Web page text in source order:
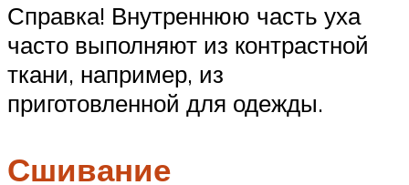
Справка! Внутреннюю часть уха
часто выполняют из контрастной
ткани, например, из
приготовленной для одежды.
Сшивание